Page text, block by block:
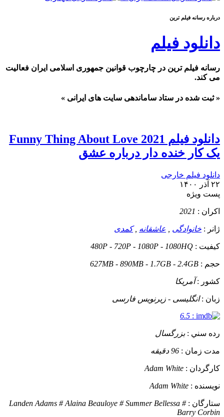
درباره رسانه فيلم ترين
دانلود فیلم
رسانه فیلم ترین در چارچوب قوانین جمهوری اسلامی ایران فعالیت
می کند.
« ثبت شده در ستاد ساماندهی سایت های ایرانی »
دانلود فیلم Funny Thing About Love 2021
یک کار خنده دار درباره عشق
دانلود فیلم خارجی
۲۲ آذر ۱۴۰۰
پست ويژه
اکران : 2021
ژانر : خانوادگی عاشقانه ,کمدی
کيفيت : 480P - 720P - 1080P - 1080HQ
حجم : 627MB - 890MB - 1.7GB - 2.4GB
کشور :آمریکا
زبان :انگلیسی - زیرنویس فارسی
:
6.5
رده سني :بزرگسال
مدت زمان : 96 دقیقه
کارگردان : Adam White
نويسنده : Adam White
ستارگان :Landen Adams # Alaina Beauloye # Summer Bellessa #
Barry Corbin